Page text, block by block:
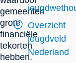
gemeenten
grote
financiële
tekorten
hebben.
Overzicht
jeugdveld
Nederland